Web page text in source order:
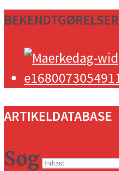
BEKENDTGØRELSER
ARTIKELDATABASE
Søg